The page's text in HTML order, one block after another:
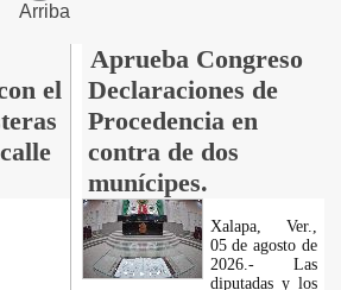
Arriba
el
Aprueba Congreso
Declaraciones de
Procedencia en
contra de dos
munícipes.
Xalapa, Ver.,
05 de agosto de
2026.- Las
diputadas y los